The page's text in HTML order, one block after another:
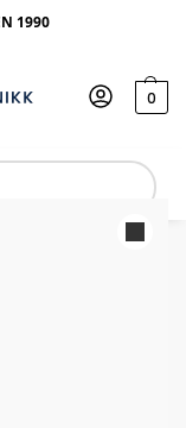
1990
0
Sensitive Probiosense